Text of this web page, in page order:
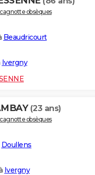
obsèques
Beaudricourt
Ivergny
(23 ans)
obsèques
Doullens
Ivergny